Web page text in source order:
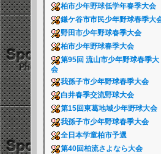
柏市少年野球低学年春季大会
鎌ケ谷市市民少年野球春季大
野田市少年野球春季大会
柏市少年野球春季大会
第95回 流山市少年野球春季大
会
我孫子市少年野球春季大会
白井春季交流野球大会
第15回東葛地域少年野球大会
我孫子市少年野球春季大会
全日本学童柏市予選
第40回柏流さよなら大会